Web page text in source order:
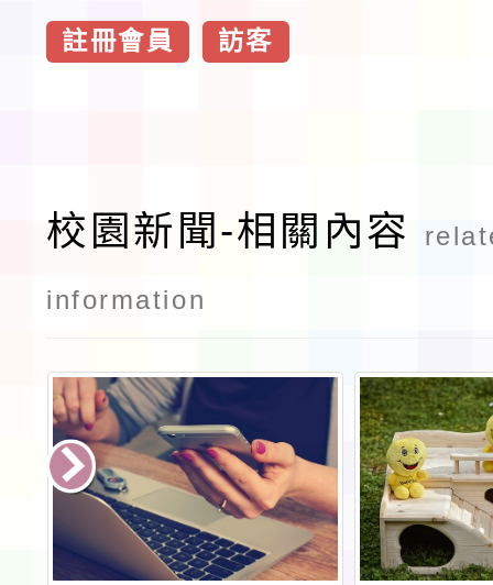
註冊會員 訪客
校園新聞-相關內容
information